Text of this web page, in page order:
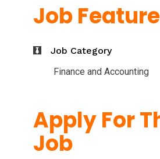
Job
Job Category
Finance and Accounting
Apply For
Job